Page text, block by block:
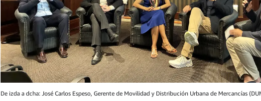
De izda a dcha: José Carlos Espeso, Gerente de Movilidad y Distribución Urbana de Mercancías